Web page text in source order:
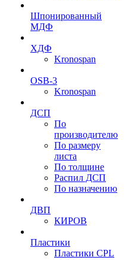
Шпонированный
МДФ
ХДФ
Kronospan
OSB-3
Kronospan
ДСП
По
производителю
По размеру
листа
По толщине
Распил ДСП
По назначению
ДВП
КИРОВ
Пластики
Пластики CPL